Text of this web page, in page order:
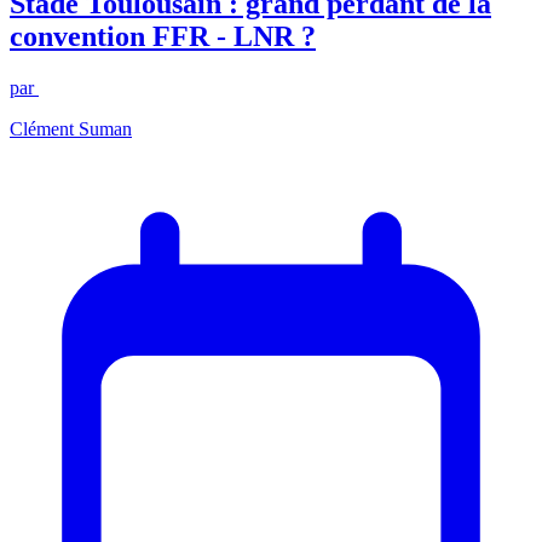
convention FFR - LNR ?
par
Clément Suman